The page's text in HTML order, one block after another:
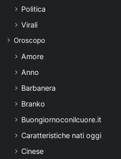
Politica
Virali
Oroscopo
Amore
Anno
Barbanera
Branko
Buongiornoconilcuore.it
Caratteristiche nati oggi
Cinese